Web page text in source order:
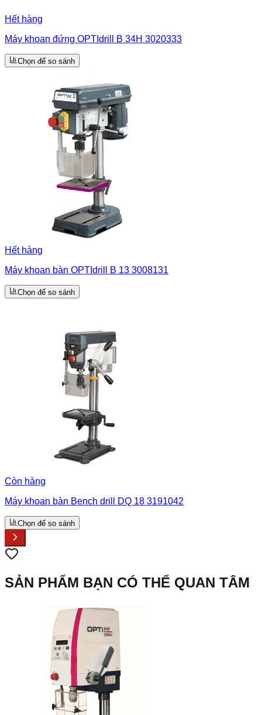
Hết hàng
Máy khoan đứng OPTIdrill B 34H 3020333
Chọn để so sánh
Hết hàng
Máy khoan bàn OPTIdrill B 13 3008131
Chọn để so sánh
Còn hàng
Máy khoan bàn Bench drill DQ 18 3191042
Chọn để so sánh
SẢN PHẨM BẠN CÓ THỂ QUAN TÂM